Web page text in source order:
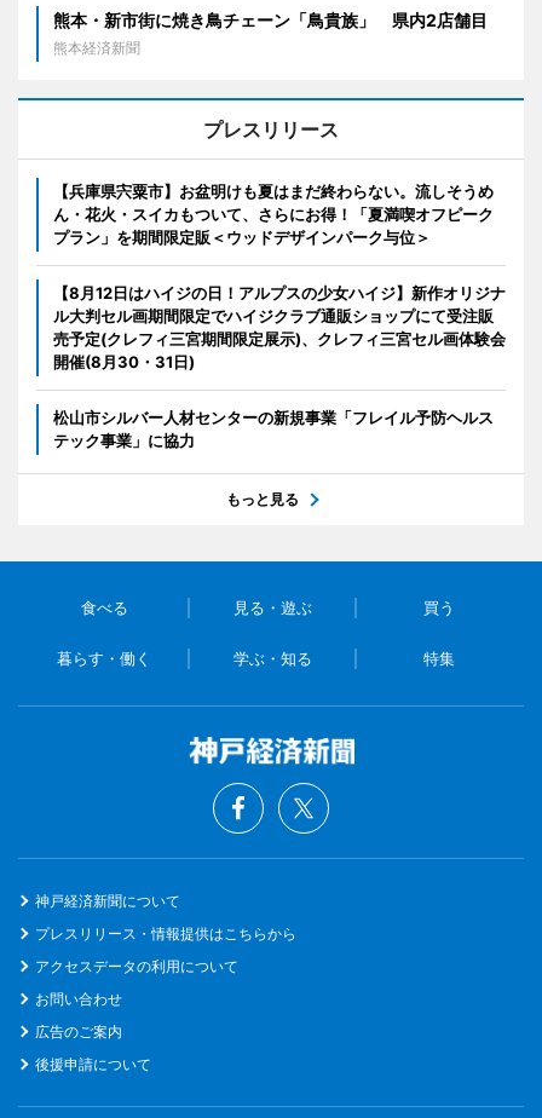
熊本・新市街に焼き鳥チェーン「鳥貴族」 県内2店舗目
熊本経済新聞
プレスリリース
【兵庫県宍粟市】お盆明けも夏はまだ終わらない。流しそうめ
ん・花火・スイカもついて、さらにお得！「夏満喫オフピーク
プラン」を期間限定販＜ウッドデザインパーク与位＞
【8月12日はハイジの日！アルプスの少女ハイジ】新作オリジナ
ル大判セル画期間限定でハイジクラブ通販ショップにて受注販
売予定(クレフィ三宮期間限定展示)、クレフィ三宮セル画体験会
開催(8月30・31日)
松山市シルバー人材センターの新規事業「フレイル予防ヘルス
テック事業」に協力
もっと見る
食べる 見る・遊ぶ 買う
暮らす・働く 学ぶ・知る 特集
神戸経済新聞について
プレスリリース・情報提供はこちらから
アクセスデータの利用について
お問い合わせ
広告のご案内
後援申請について